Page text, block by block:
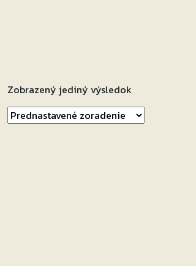
Zobrazený jediný výsledok